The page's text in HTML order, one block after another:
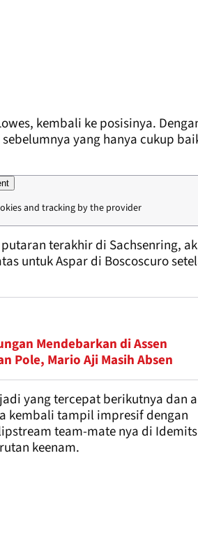
kembali ke posisinya.
yang hanya cukup
and tracking by the provider
terakhir di Sachsenring,
untuk Aspar di Boscoscuro
Mendebarkan di Assen
Pole, Mario Aji Masih Absen
yang tercepat berikutnya dan
kembali tampil impresif dengan
team-mate nya di
keenam.